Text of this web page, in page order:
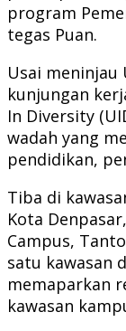
program
tegas Puan.
Usai meninjau
kunjungan
In Diversity
wadah yang
pendidikan,
Tiba di
Kota
Campus,
satu kawasan
memaparkan
kawasan